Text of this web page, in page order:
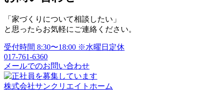
ー
シ
ョ
ン
「家づくりについて相談したい」
と思ったらお気軽にご連絡ください。
受付時間 8:30〜18:00 ※水曜日定休
017-761-6360
メールでのお問い合わせ
株式会社サンクリエイトホーム